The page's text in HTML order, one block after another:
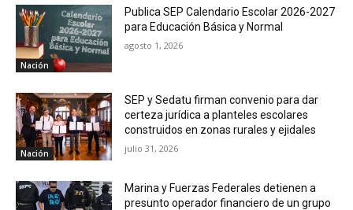
Nación
Publica SEP Calendario Escolar 2026-2027
para Educación Básica y Normal
agosto 1, 2026
Nación
SEP y Sedatu firman convenio para dar
certeza jurídica a planteles escolares
construidos en zonas rurales y ejidales
julio 31, 2026
Marina y Fuerzas Federales detienen a
presunto operador financiero de un grupo